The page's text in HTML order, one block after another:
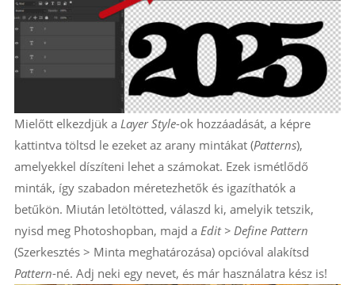
Mielőtt elkezdjük a Layer Style-ok hozzáadását, a képre
kattintva töltsd le ezeket az arany mintákat (Patterns),
amelyekkel díszíteni lehet a számokat. Ezek ismétlődő
minták, így szabadon méretezhetők és igazíthatók a
betűkön. Miután letöltötted, válaszd ki, amelyik tetszik,
nyisd meg Photoshopban, majd a Edit > Define Pattern
(Szerkesztés > Minta meghatározása) opcióval alakítsd
Pattern-né. Adj neki egy nevet, és már használatra kész is!